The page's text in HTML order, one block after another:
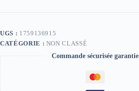
Fine
Photograph
-
Print
-
6x8
inches
UGS : 1759136915
CATÉGORIE : NON CLASSÉ
Commande sécurisée garantie